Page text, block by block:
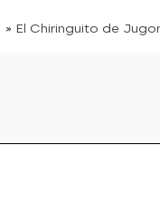
» El Chiringuito de